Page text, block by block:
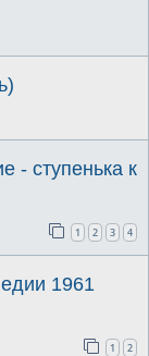
- ступенька к
1 2 3 4
1961
1 2